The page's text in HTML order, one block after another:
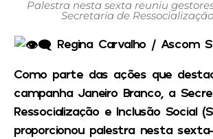
Palestra nesta sexta reuniu
Secretaria de
Regina Carvalho / Ascom
Como parte das ações que
campanha Janeiro Branco, a
Ressocialização e Inclusão Social
proporcionou palestra nesta